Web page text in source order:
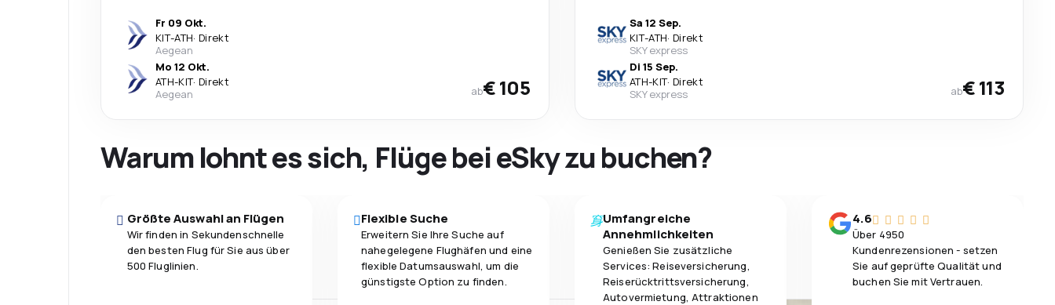
Fr 09 Okt.
KIT-ATH· Direkt
Aegean
Mo 12 Okt.
ATH-KIT· Direkt
Aegean
ab€ 105
Sa 12 Sep.
KIT-ATH· Direkt
SKY express
Di 15 Sep.
ATH-KIT· Direkt
SKY express
ab€ 113
Warum lohnt es sich, Flüge bei eSky zu buchen?
Größte Auswahl an Flügen
Wir finden in Sekundenschnelle
den besten Flug für Sie aus über
500 Fluglinien.
Flexible Suche
Erweitern Sie Ihre Suche auf
nahegelegene Flughäfen und eine
flexible Datumsauswahl, um die
günstigste Option zu finden.
Umfangreiche
Annehmlichkeiten
Genießen Sie zusätzliche
Services: Reiseversicherung,
Reiserücktrittsversicherung,
Autovermietung, Attraktionen
4.6
Über 4950
Kundenrezensionen - setzen
Sie auf geprüfte Qualität und
buchen Sie mit Vertrauen.